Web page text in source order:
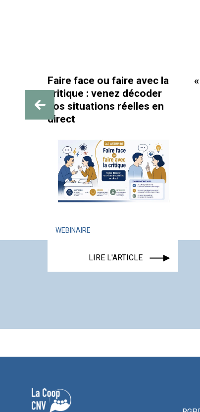
Faire face ou faire avec la
critique : venez décoder
vos situations réelles en
direct
WEBINAIRE
LIRE L'ARTICLE